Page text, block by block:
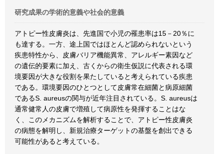
研究成果の学術的意義や社会的意義
アトピー性皮膚炎は、先進国で小児の罹患率は15－20％に
も達する。一方、途上国ではほとんど認められないという
疾患特性から、皮膚バリア機能異常、アレルギー素因など
の遺伝的要素に加え、古くからの衛生仮説に代表される環
境要因が大きな役割を果たしていると考えられている疾患
である。環境要因のひとつとして皮膚常在細菌と病原細菌
であるS. aureusの関与が近年注目されている。S. aureusは
通常健常人の皮膚で増殖して病原性を発揮することはな
く、このメカニズムを解析することで、アトピー性皮膚炎
の病態を解明し、新規治療ターゲットの基盤を創出できる
可能性があると考えている。